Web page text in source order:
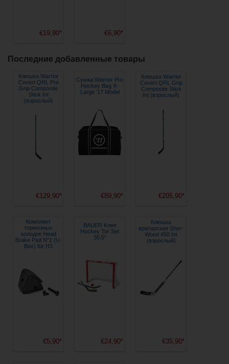
€19,90* €6,90*
Последние добавленные товары
Клюшка Warrior
Covert QRL Pro
Grip Composite
Stick Int
(взрослый)
€129,90*
Сумка Warrior Pro
Hockey Bag X-
Large '17 Model
€89,90*
Клюшка Warrior
Covert QRL Grip
Composite Stick
Int (взрослый)
€205,90*
Комплект
тормозных
колодок Head
Brake Pad N°1 (U-
Box) für H3
€5,90*
BAUER Knee
Hockey Tor Set
30.5"
€24,90*
Клюшка
вратарская Sher-
Wood 450 Int
(взрослый)
€35,90*